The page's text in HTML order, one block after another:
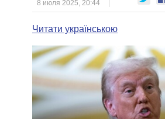
МЭРЫ
ВСЕ ПЕРСОНЫ
СРАВНЕНИЕ
8 июля 2025, 20:44
Читати українською